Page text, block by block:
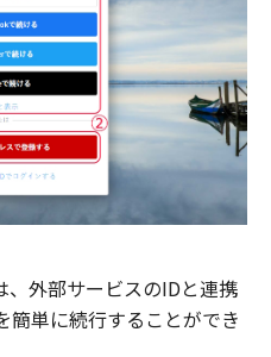
外部サービスのIDと連携
簡単に続行することができ